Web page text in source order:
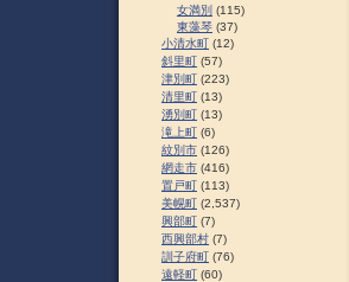
女満別 (115)
東藻琴 (37)
小清水町 (12)
斜里町 (57)
津別町 (223)
清里町 (13)
湧別町 (13)
滝上町 (6)
紋別市 (126)
網走市 (416)
置戸町 (113)
美幌町 (2,537)
興部町 (7)
西興部村 (7)
訓子府町 (76)
遠軽町 (60)